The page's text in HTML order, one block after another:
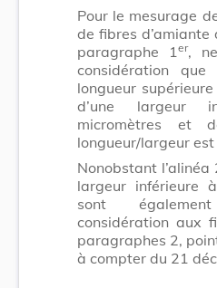
Pour le mesurage
de fibres d’amiante
paragraphe 1 er,
considération que
longueur
d’une largeur
micromètres et
longueur/largeur
Nonobstant l’alinéa
largeur inférieure
sont
considération aux
paragraphes 2,
à compter du 21